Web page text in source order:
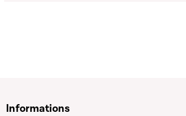
Informations